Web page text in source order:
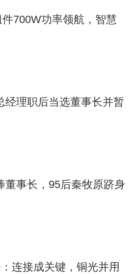
700W功率领航，智慧
经理职后当选董事长并暂
董事长，95后秦牧原跻身
连接成关键，铜光并用